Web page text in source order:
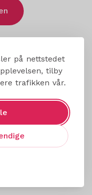
på nettstedet
tilby
trafikken vår.